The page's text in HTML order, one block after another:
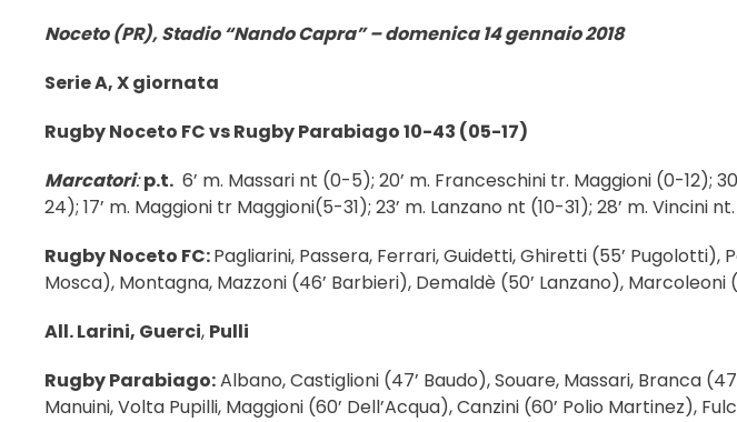
Noceto (PR), Stadio “Nando Capra” – domenica 14 gennaio 2018
Serie A, X giornata
Rugby Noceto FC vs Rugby Parabiago 10-43 (05-17)
Marcatori: p.t. 6’ m. Massari nt (0-5); 20’ m. Franceschini tr. Maggioni (0-12);
24); 17’ m. Maggioni tr Maggioni(5-31); 23’ m. Lanzano nt (10-31); 28’ m. Vincini
Rugby Noceto FC:Pagliarini, Passera, Ferrari, Guidetti, Ghiretti (55’ Pugolotti),
Mosca), Montagna, Mazzoni (46’ Barbieri), Demaldè (50’ Lanzano), Marcoleoni
All.Larini, Guerci, Pulli
Rugby Parabiago:Albano, Castiglioni (47’ Baudo), Souare, Massari, Branca
Manuini, Volta Pupilli, Maggioni (60’ Dell’Acqua), Canzini (60’ Polio Martinez),